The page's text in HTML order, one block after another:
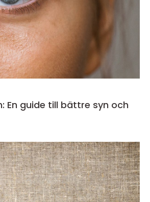
En guide till bättre syn och